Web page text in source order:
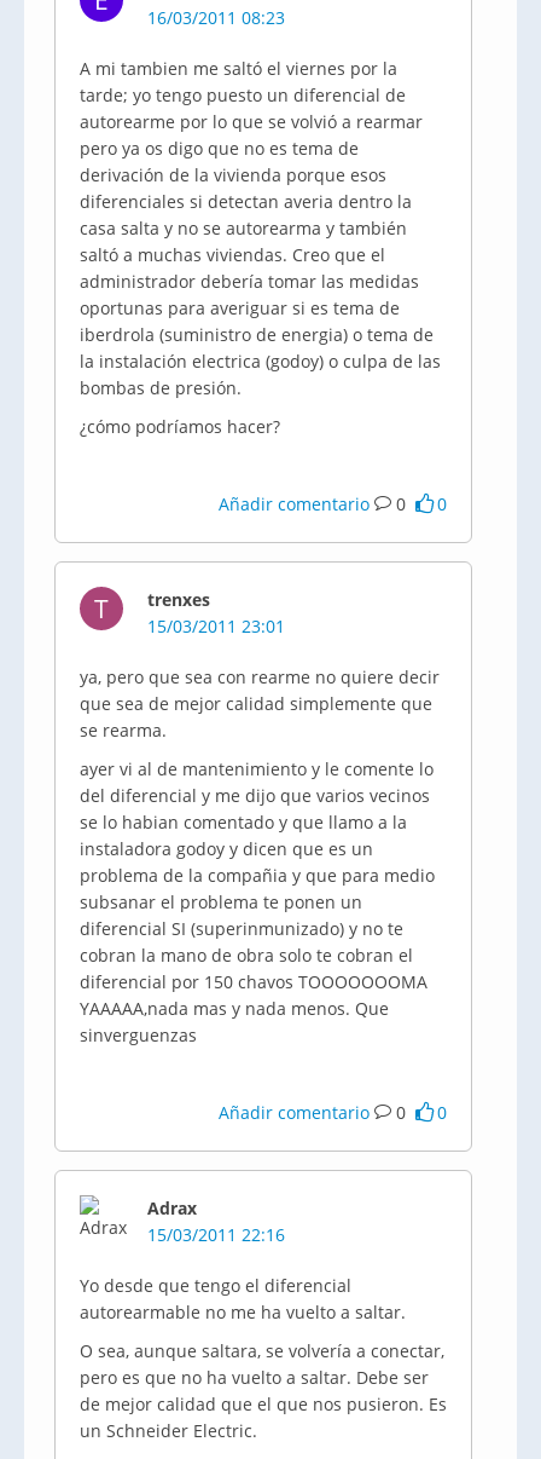
16/03/2011 08:23
A mi tambien me saltó el viernes por la
tarde; yo tengo puesto un diferencial de
autorearme por lo que se volvió a rearmar
pero ya os digo que no es tema de
derivación de la vivienda porque esos
diferenciales si detectan averia dentro la
casa salta y no se autorearma y también
saltó a muchas viviendas. Creo que el
administrador debería tomar las medidas
oportunas para averiguar si es tema de
iberdrola (suministro de energia) o tema de
la instalación electrica (godoy) o culpa de las
bombas de presión.
¿cómo podríamos hacer?
Añadir comentario 0 0
T
trenxes
15/03/2011 23:01
ya, pero que sea con rearme no quiere decir
que sea de mejor calidad simplemente que
se rearma.
ayer vi al de mantenimiento y le comente lo
del diferencial y me dijo que varios vecinos
se lo habian comentado y que llamo a la
instaladora godoy y dicen que es un
problema de la compañia y que para medio
subsanar el problema te ponen un
diferencial SI (superinmunizado) y no te
cobran la mano de obra solo te cobran el
diferencial por 150 chavos TOOOOOOOMA
YAAAAA,nada mas y nada menos. Que
sinverguenzas
Añadir comentario 0 0
Adrax
15/03/2011 22:16
Yo desde que tengo el diferencial
autorearmable no me ha vuelto a saltar.
O sea, aunque saltara, se volvería a conectar,
pero es que no ha vuelto a saltar. Debe ser
de mejor calidad que el que nos pusieron. Es
un Schneider Electric.